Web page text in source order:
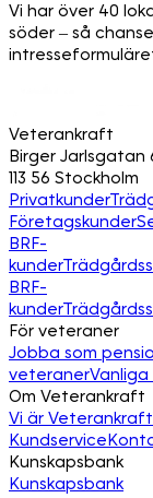
Vi har över 40
söder – så
Veterankraft
Birger Jarlsgatan
113 56 Stockholm
Privatkunder
Företagskunder
BRF-
kunder
BRF-
kunder
För veteraner
Jobba som
veteraner
Om Veterankraft
Vi är Veterankraft
Kundservice
Kunskapsbank
Kunskapsbank